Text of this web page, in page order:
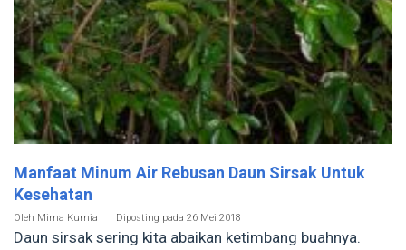
Manfaat Minum Air Rebusan Daun Sirsak Untuk
Kesehatan
Oleh Mirna Kurnia Diposting pada 26 Mei 2018
Daun sirsak sering kita abaikan ketimbang buahnya.